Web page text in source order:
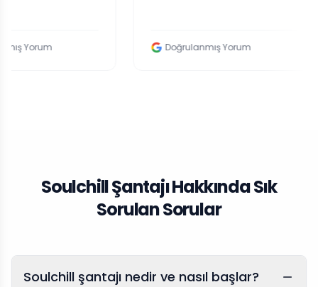
Doğrulanmış Yorum
Soulchill Şantajı Hakkında Sık
Sorulan Sorular
Soulchill şantajı nedir ve nasıl başlar?